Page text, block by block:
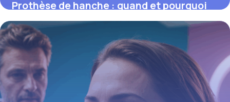
Prothèse de hanche : quand et pourquoi
l’envisager en toute sécurité
26 février 2026